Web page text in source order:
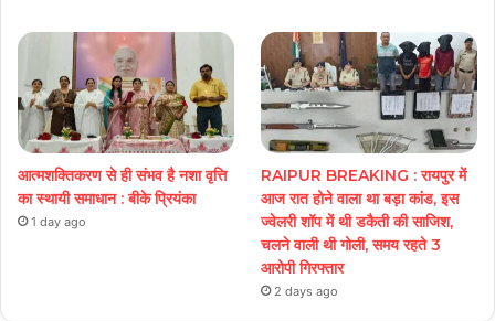
आत्मशक्तिकरण से ही संभव है नशा वृत्ति
का स्थायी समाधान : बीके प्रियंका
1 day ago
RAIPUR BREAKING : रायपुर में
आज रात होने वाला था बड़ा कांड, इस
ज्वेलरी शॉप में थी डकैती की साजिश,
चलने वाली थी गोली, समय रहते 3
आरोपी गिरफ्तार
2 days ago